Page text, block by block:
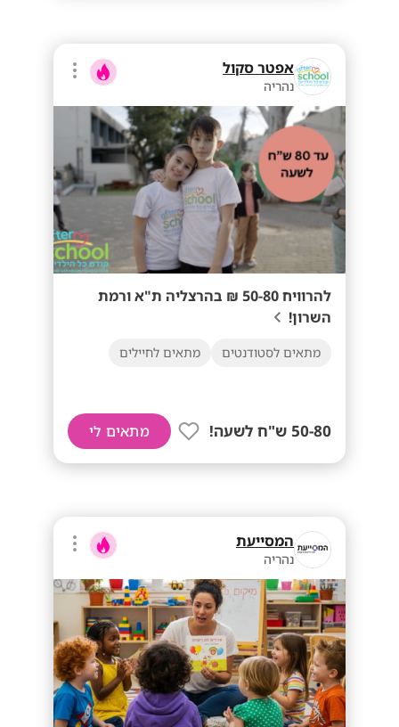
אפטר סקול
נהריה
להרוויח 50-80 ₪ בהרצליה ת"א ורמת
השרון!
מתאים לסטודנטים מתאים לחיילים
50-80 ש"ח לשעה! מתאים לי
המסייעת
נהריה